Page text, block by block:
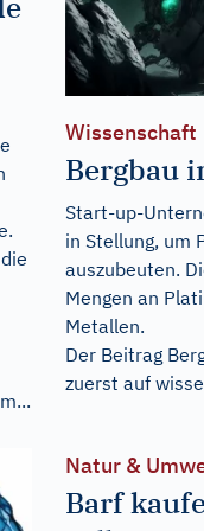
Wissenschaft
Bergbau
Start-up-
in Stellung, um
auszubeuten.
Mengen an
Metallen.
Der Beitrag
zuerst auf
Natur &
Barf